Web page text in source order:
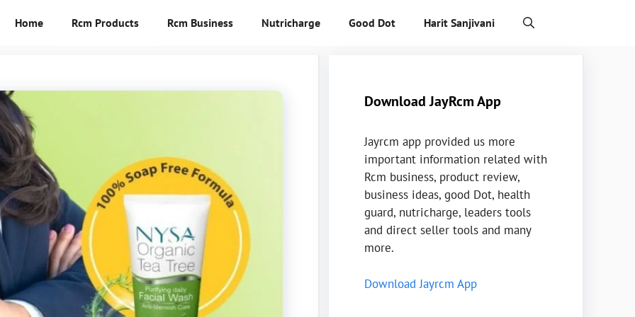
Home Rcm Products Rcm Business Nutricharge Good Dot Harit Sanjivani
Download JayRcm App
Jayrcm app provided us more
important information related with
Rcm business, product review,
business ideas, good Dot, health
guard, nutricharge, leaders tools
and direct seller tools and many
more.
Download Jayrcm App